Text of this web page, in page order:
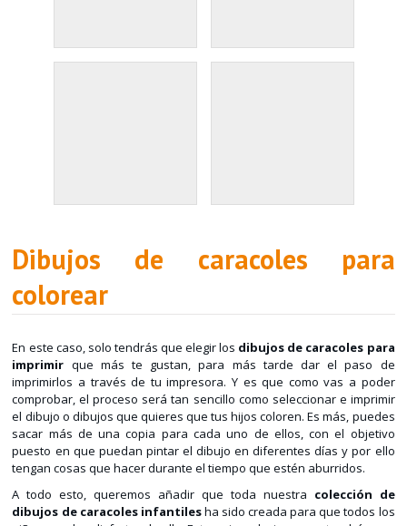
Dibujos de caracoles para
colorear
En este caso, solo tendrás que elegir los dibujos de caracoles para
imprimir que más te gustan, para más tarde dar el paso de
imprimirlos a través de tu impresora. Y es que como vas a poder
comprobar, el proceso será tan sencillo como seleccionar e imprimir
el dibujo o dibujos que quieres que tus hijos coloren. Es más, puedes
sacar más de una copia para cada uno de ellos, con el objetivo
puesto en que puedan pintar el dibujo en diferentes días y por ello
tengan cosas que hacer durante el tiempo que estén aburridos.
A todo esto, queremos añadir que toda nuestra colección de
dibujos de caracoles infantilesha sido creada para que todos los